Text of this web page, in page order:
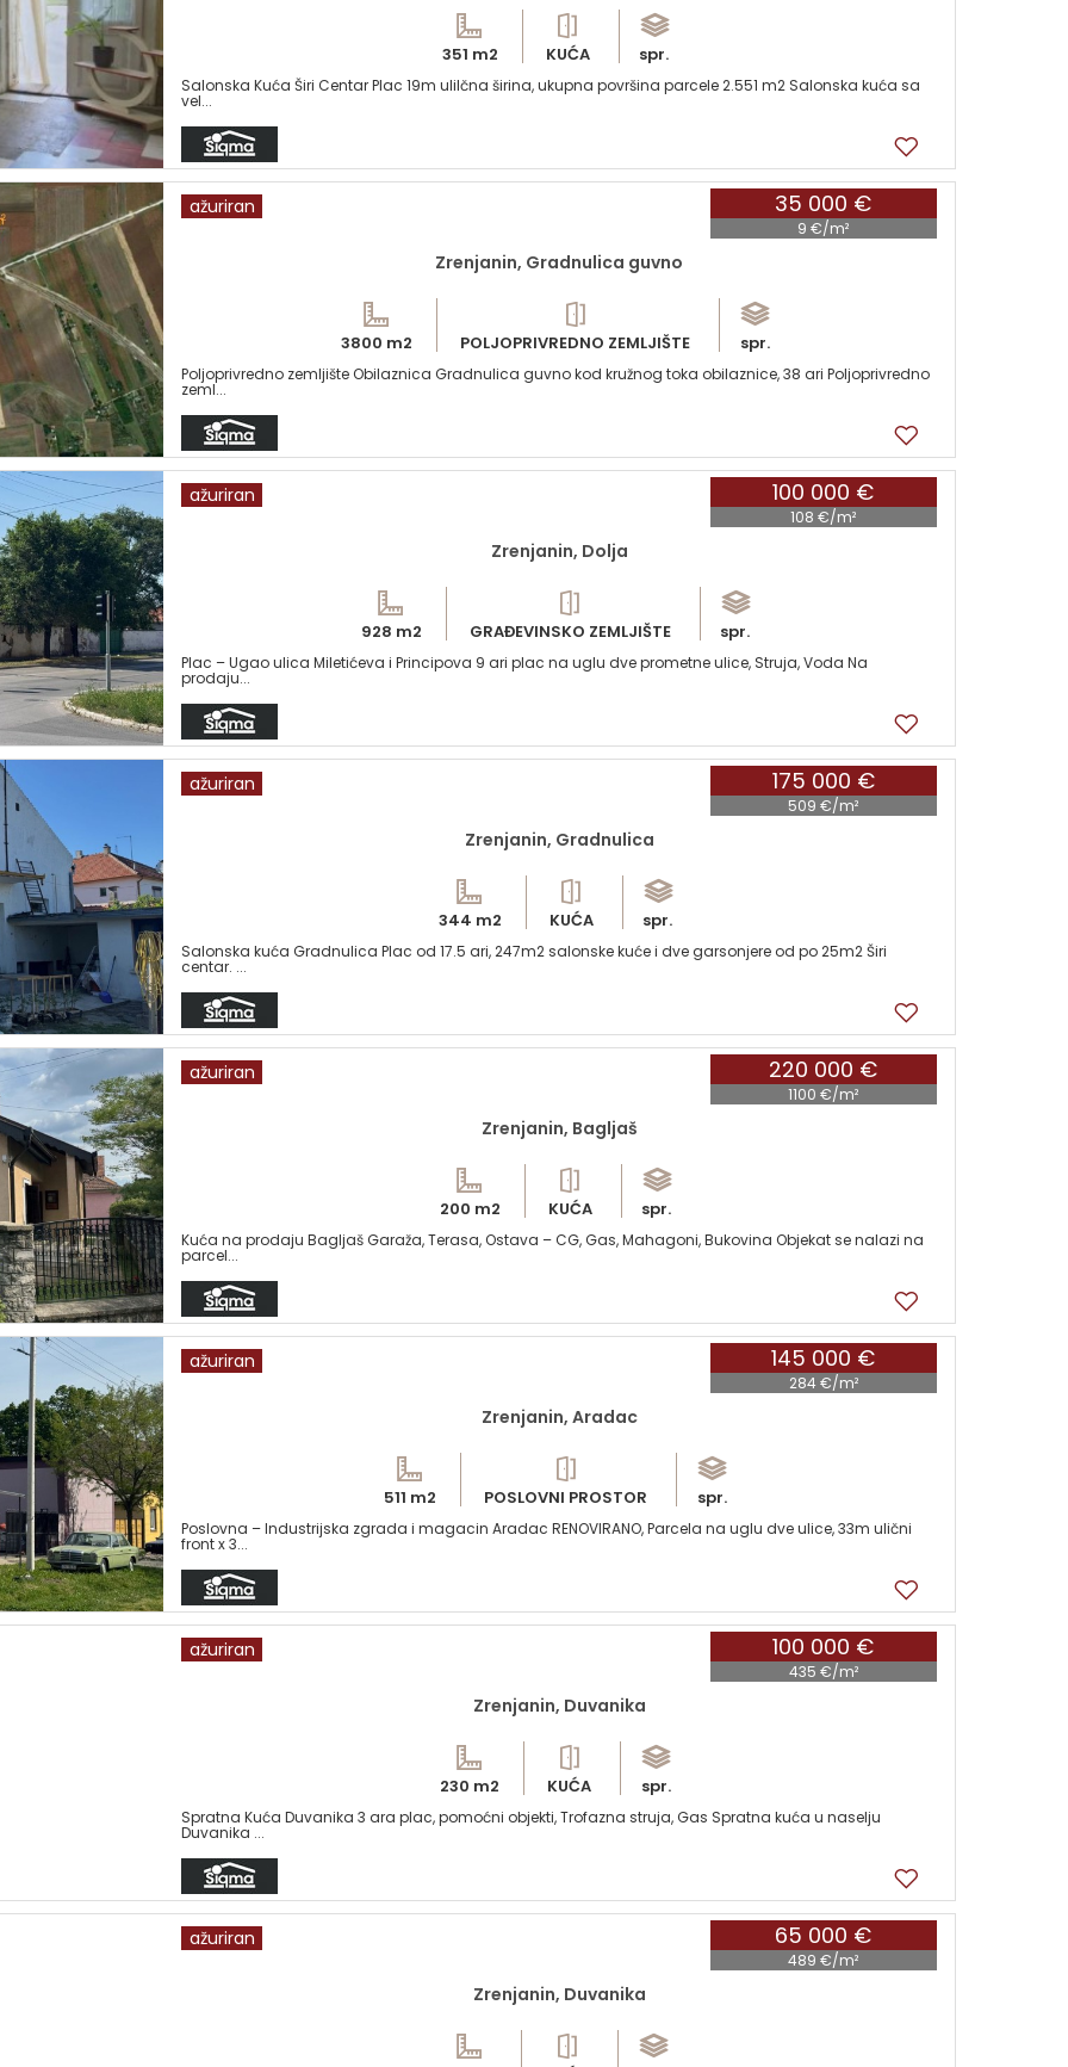
351 m2 KUĆA spr.
Salonska Kuća Širi Centar Plac 19m ulilčna širina, ukupna površina parcele 2.551 m2 Salonska kuća sa
vel...
35 000 €
9 €/m²
ažuriran
Zrenjanin, Gradnulica guvno
3800 m2 POLJOPRIVREDNO ZEMLJIŠTE spr.
Poljoprivredno zemljište Obilaznica Gradnulica guvno kod kružnog toka obilaznice, 38 ari Poljoprivredno
zeml...
100 000 €
108 €/m²
ažuriran
Zrenjanin, Dolja
928 m2 GRAĐEVINSKO ZEMLJIŠTE spr.
Plac – Ugao ulica Miletićeva i Principova 9 ari plac na uglu dve prometne ulice, Struja, Voda Na
prodaju...
175 000 €
509 €/m²
ažuriran
Zrenjanin, Gradnulica
344 m2 KUĆA spr.
Salonska kuća Gradnulica Plac od 17.5 ari, 247m2 salonske kuće i dve garsonjere od po 25m2 Širi
centar. ...
220 000 €
1100 €/m²
ažuriran
Zrenjanin, Bagljaš
200 m2 KUĆA spr.
Kuća na prodaju Bagljaš Garaža, Terasa, Ostava – CG, Gas, Mahagoni, Bukovina Objekat se nalazi na
parcel...
145 000 €
284 €/m²
ažuriran
Zrenjanin, Aradac
511 m2 POSLOVNI PROSTOR spr.
Poslovna – Industrijska zgrada i magacin Aradac RENOVIRANO, Parcela na uglu dve ulice, 33m ulični
front x 3...
100 000 €
435 €/m²
ažuriran
Zrenjanin, Duvanika
230 m2 KUĆA spr.
Spratna Kuća Duvanika 3 ara plac, pomoćni objekti, Trofazna struja, Gas Spratna kuća u naselju
Duvanika ...
65 000 €
489 €/m²
ažuriran
Zrenjanin, Duvanika